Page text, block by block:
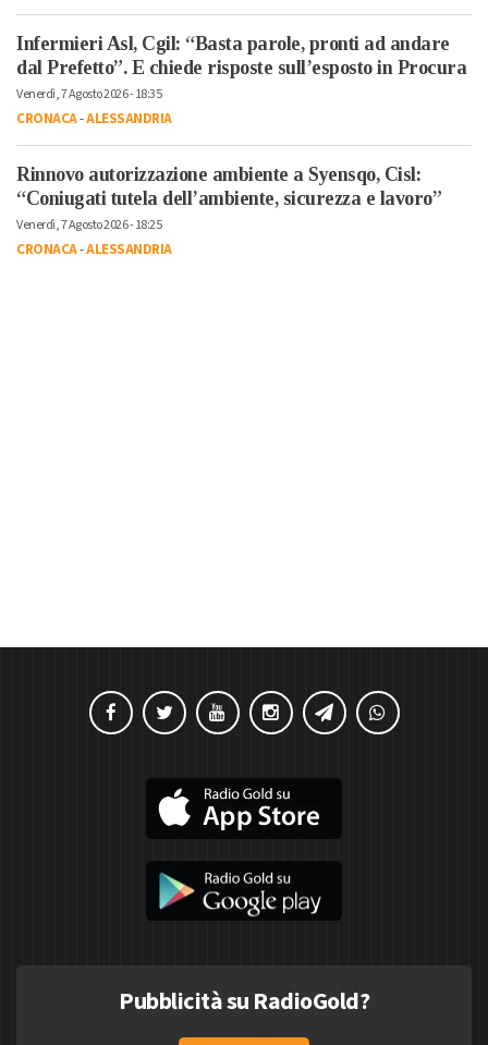
Infermieri Asl, Cgil: “Basta parole, pronti ad andare
dal Prefetto”. E chiede risposte sull’esposto in Procura
Venerdì, 7 Agosto 2026 - 18:35
CRONACA-ALESSANDRIA
Rinnovo autorizzazione ambiente a Syensqo, Cisl:
“Coniugati tutela dell’ambiente, sicurezza e lavoro”
Venerdì, 7 Agosto 2026 - 18:25
CRONACA-ALESSANDRIA
Pubblicità su RadioGold?